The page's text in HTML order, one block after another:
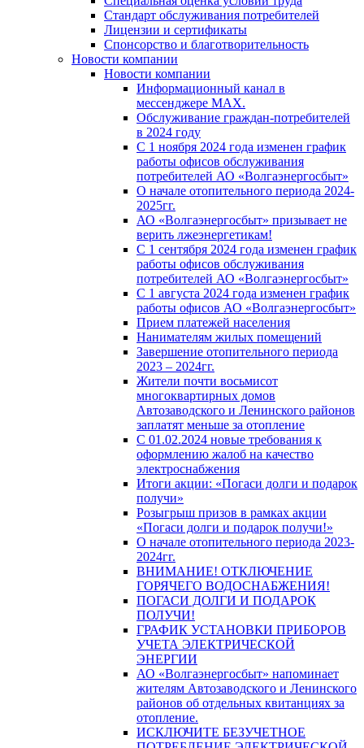
Стандарт обслуживания потребителей
Лицензии и сертификаты
Спонсорство и благотворительность
Новости компании
Новости компании
Информационный канал в
мессенджере MAX.
Обслуживание граждан-потребителей
в 2024 году
С 1 ноября 2024 года изменен график
работы офисов обслуживания
потребителей АО «Волгаэнергосбыт»
О начале отопительного периода 2024-
2025гг.
АО «Волгаэнергосбыт» призывает не
верить лжеэнергетикам!
С 1 сентября 2024 года изменен график
работы офисов обслуживания
потребителей АО «Волгаэнергосбыт»
С 1 августа 2024 года изменен график
работы офисов АО «Волгаэнергосбыт»
Прием платежей населения
Нанимателям жилых помещений
Завершение отопительного периода
2023 – 2024гг.
Жители почти восьмисот
многоквартирных домов
Автозаводского и Ленинского районов
заплатят меньше за отопление
С 01.02.2024 новые требования к
оформлению жалоб на качество
электроснабжения
Итоги акции: «Погаси долги и подарок
получи»
Розыгрыш призов в рамках акции
«Погаси долги и подарок получи!»
О начале отопительного периода 2023-
2024гг.
ВНИМАНИЕ! ОТКЛЮЧЕНИЕ
ГОРЯЧЕГО ВОДОСНАБЖЕНИЯ!
ПОГАСИ ДОЛГИ И ПОДАРОК
ПОЛУЧИ!
ГРАФИК УСТАНОВКИ ПРИБОРОВ
УЧЕТА ЭЛЕКТРИЧЕСКОЙ
ЭНЕРГИИ
АО «Волгаэнергосбыт» напоминает
жителям Автозаводского и Ленинского
районов об отдельных квитанциях за
отопление.
ИСКЛЮЧИТЕ БЕЗУЧЕТНОЕ